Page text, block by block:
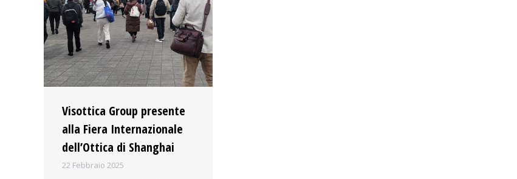
Visottica Group presente
alla Fiera Internazionale
dell’Ottica di Shanghai
22 Febbraio 2025